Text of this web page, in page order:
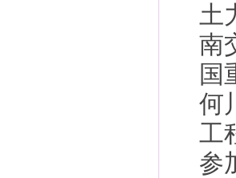
土
南
国
何
工
参